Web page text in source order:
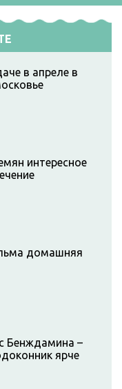
в апреле в
интересное
домашняя
Бенждамина –
ярче